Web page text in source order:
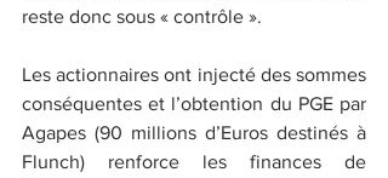
reste donc sous « contrôle ».
Les actionnaires ont injecté des sommes
conséquentes et l’obtention du PGE par
Agapes (90 millions d’Euros destinés à
Flunch) renforce les finances de